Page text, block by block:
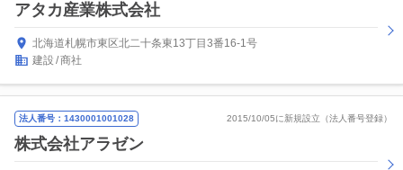
アタカ産業株式会社
北海道札幌市東区北二十条東13丁目3番16-1号
建設 商社
法人番号：1430001001028 2015/10/05に新規設立（法人番号登録）
株式会社アラゼン